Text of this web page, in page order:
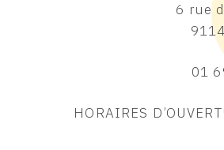
6 rue
01
HORAIRES